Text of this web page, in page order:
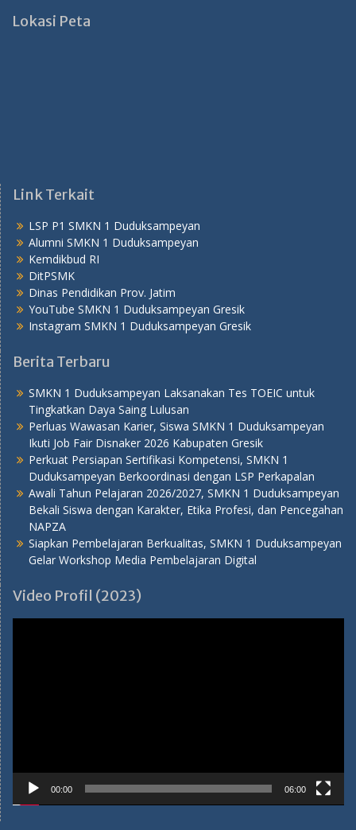
Lokasi Peta
Link Terkait
LSP P1 SMKN 1 Duduksampeyan
Alumni SMKN 1 Duduksampeyan
Kemdikbud RI
DitPSMK
Dinas Pendidikan Prov. Jatim
YouTube SMKN 1 Duduksampeyan Gresik
Instagram SMKN 1 Duduksampeyan Gresik
Berita Terbaru
SMKN 1 Duduksampeyan Laksanakan Tes TOEIC untuk
Tingkatkan Daya Saing Lulusan
Perluas Wawasan Karier, Siswa SMKN 1 Duduksampeyan
Ikuti Job Fair Disnaker 2026 Kabupaten Gresik
Perkuat Persiapan Sertifikasi Kompetensi, SMKN 1
Duduksampeyan Berkoordinasi dengan LSP Perkapalan
Awali Tahun Pelajaran 2026/2027, SMKN 1 Duduksampeyan
Bekali Siswa dengan Karakter, Etika Profesi, dan Pencegahan
NAPZA
Siapkan Pembelajaran Berkualitas, SMKN 1 Duduksampeyan
Gelar Workshop Media Pembelajaran Digital
Video Profil (2023)
00:00 06:00